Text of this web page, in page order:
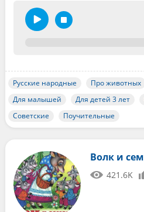
Русские народные Про животных
Для малышей
Для детей 3 лет
Советские
Поучительные
Волк и
421.6K